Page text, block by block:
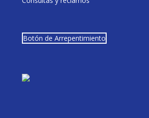
Botón de Arrepentimiento